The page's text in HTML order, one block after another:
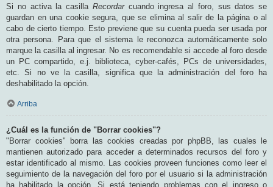
Si no activa la casilla Recordarcuando ingresa al foro, sus datos se
guardan en una cookie segura, que se elimina al salir de la página o al
cabo de cierto tiempo. Esto previene que su cuenta pueda ser usada por
otra persona. Para que el sistema le reconozca automáticamente solo
marque la casilla al ingresar. No es recomendable si accede al foro desde
un PC compartido, e.j. biblioteca, cyber-cafés, PCs de universidades,
etc. Si no ve la casilla, significa que la administración del foro ha
deshabilitado la opción.
Arriba
¿Cuál es la función de "Borrar cookies"?
"Borrar cookies" borra las cookies creadas por phpBB, las cuales le
mantienen autorizado para acceder a determinados recursos del foro y
estar identificado al mismo. Las cookies proveen funciones como leer el
seguimiento de la navegación del foro por el usuario si la administración
ha habilitado la opción. Si está teniendo problemas con el ingreso o